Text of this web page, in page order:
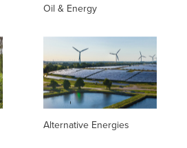
Oil & Energy
Alternative Energies